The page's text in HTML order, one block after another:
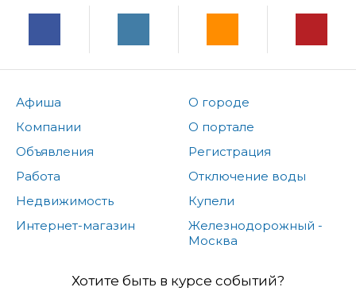
Афиша
Компании
Объявления
Работа
Недвижимость
Интернет-магазин
О городе
О портале
Регистрация
Отключение воды
Купели
Железнодорожный -
Москва
Хотите быть в курсе событий?